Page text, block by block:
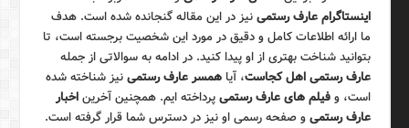
اینستاگرام عارف رستمینیز در این مقاله گنجانده شده است. هدف
ما ارائه اطلاعات کامل و دقیق در مورد این شخصیت برجسته است، تا
بتوانید شناخت بهتری از او پیدا کنید. در ادامه به سوالاتی از جمله
عارف رستمی اهل کجاست، آیاهمسر عارف رستمینیز شناخته شده
است، وفیلم های عارف رستمیپرداخته ایم. همچنین آخریناخبار
عارف رستمیو صفحه رسمی او نیز در دسترس شما قرار گرفته است.